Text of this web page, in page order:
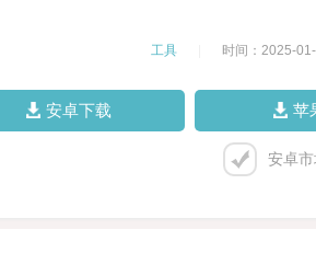
工具 时间：2025-
安卓下载 苹
安卓